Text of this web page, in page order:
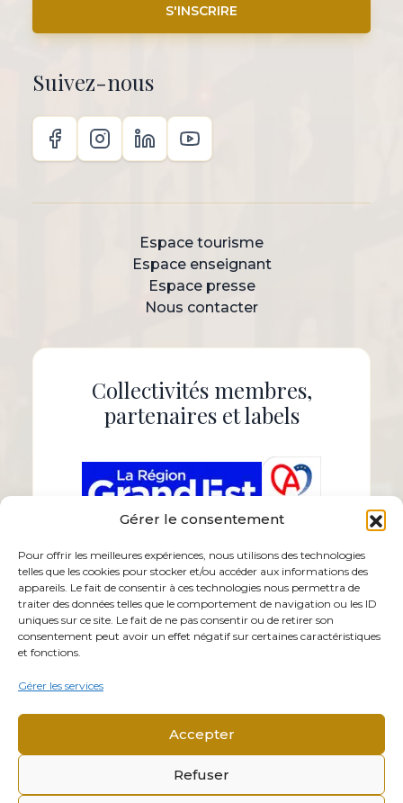
Gérer le consentement
Pour offrir les meilleures expériences, nous utilisons des technologies
telles que les cookies pour stocker et/ou accéder aux informations des
appareils. Le fait de consentir à ces technologies nous permettra de
traiter des données telles que le comportement de navigation ou les ID
uniques sur ce site. Le fait de ne pas consentir ou de retirer son
consentement peut avoir un effet négatif sur certaines caractéristiques
et fonctions.
Gérer les services
Accepter
Refuser
S'INSCRIRE
Suivez-nous
Espace tourisme
Espace enseignant
Espace presse
Nous contacter
Collectivités membres,
partenaires et labels